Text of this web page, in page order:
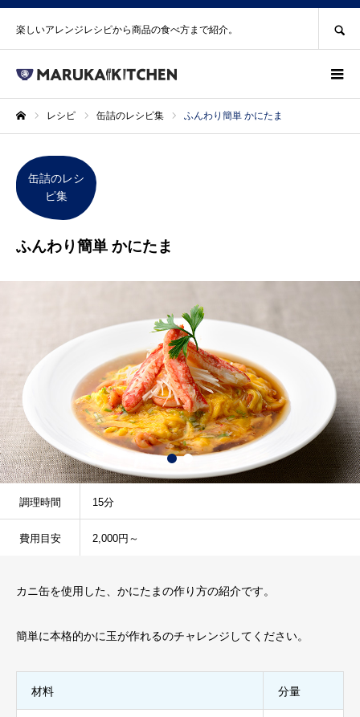
楽しいアレンジレシピから商品の食べ方まで紹介。
レシピ 缶詰のレシピ集 ふんわり簡単 かにたま
缶詰のレシ
ピ集
ふんわり簡単 かにたま
調理時間 15分
費用目安 2,000円～
カニ缶を使用した、かにたまの作り方の紹介です。
簡単に本格的かに玉が作れるのチャレンジしてください。
材料 分量